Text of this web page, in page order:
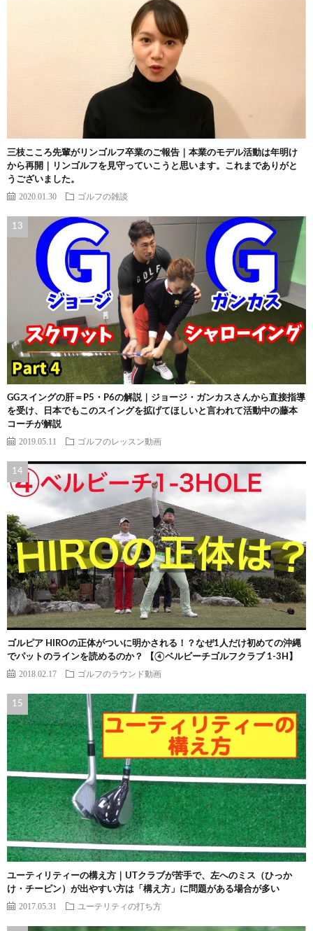
三枝こころ先輩がリンゴルフ卒業のご報告｜本業のモデル活動は年明け
から再開｜リンゴルフを見守っていこうと思います。これまでありがと
うございました。
2020.01.30 ゴルフの雑談
GGスイングの肝＝P5・P6の解説｜ジョージ・ガンカスさんから直接指導
を受け、日本でもこのスイングを拡げてほしいと言われて活動中の藤本
コーチが解説
2019.05.11 ゴルフのレッスン動画
ゴルピア HIROの正体がついに明かされる！？なぜ1人だけ初めての沖縄
でパットのラインを読めるのか？ 【④ベルビーチゴルフクラブ 1-3H】
2018.02.17 ゴルフのラウンド動画
ユーティリティーの構え方｜UTクラブが苦手で、左へのミス（ひっか
け・チーピン）が出やすい方は「構え方」に問題がある場合が多い
2017.05.31 ユーテリティの打ち方